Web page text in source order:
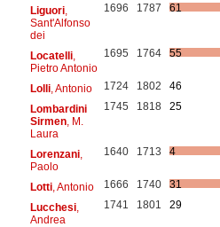
Liguori,
Sant'Alfonso
dei
1696 1787 61
Locatelli,
Pietro Antonio
1695 1764 55
Lolli, Antonio 1724 1802
46
Lombardini
Sirmen, M.
Laura
1745 1818 25
Lorenzani,
Paolo
1640 1713 4
Lotti, Antonio 1666 1740
31
Lucchesi,
Andrea
1741 1801 29